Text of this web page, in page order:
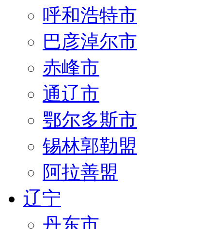
呼和浩特市
巴彦淖尔市
赤峰市
通辽市
鄂尔多斯市
锡林郭勒盟
阿拉善盟
辽宁
丹东市